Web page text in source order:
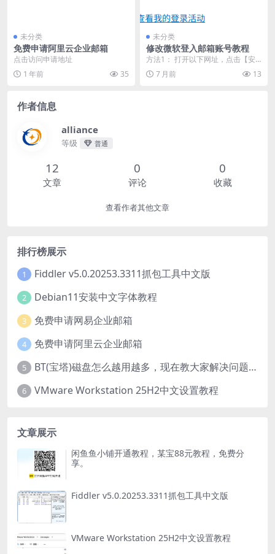
未分类
免费申请阿里云企业邮箱
点击访问申请地址
1 年前
35
未分类
修改微软登入邮箱账号教程
方法1： 打开以下网址，点击【安
全】点击【管理登入方式】。 http
s://ac...
7 月前 13
作者信息
alliance
等级 普通
12
文章
0
评论
0
收藏
查看作者其他文章
排行榜展示
1 Fiddler v5.0.20253.3311抓包工具中文版
2 Debian11安装中文字体教程
3 免费申请网易企业邮箱
4 免费申请阿里云企业邮箱
5 BT(宝塔)磁盘怎么越用越多，现在教大家解决问题。
6 VMware Workstation 25H2中文设置教程
文章展示
闲鱼鱼小铺开通教程，某宝88元教程，免费分
享。
Fiddler v5.0.20253.3311抓包工具中文版
VMware Workstation 25H2中文设置教程